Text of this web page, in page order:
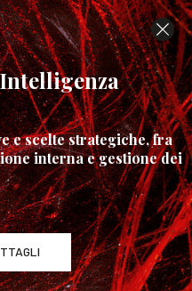
e scelte strategiche, fra
interna e gestione dei